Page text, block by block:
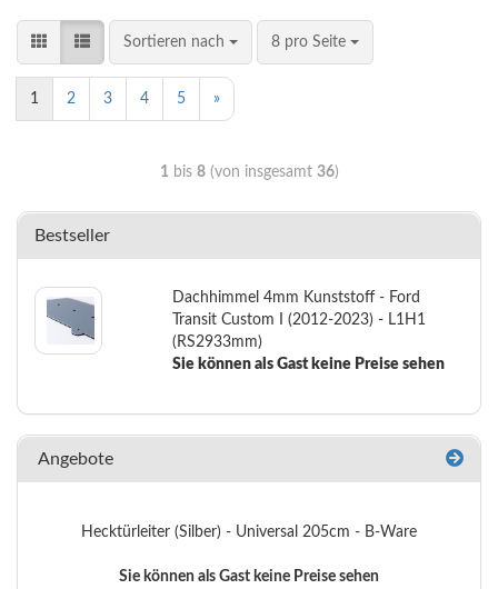
Sortieren nach 8 pro Seite
1 2 3 4 5 »
1bis 8(von insgesamt 36)
Bestseller
Dachhimmel 4mm Kunststoff - Ford
Transit Custom I (2012-2023) - L1H1
(RS2933mm)
Sie können als Gast keine Preise sehen
Angebote
Hecktürleiter (Silber) - Universal 205cm - B-Ware
Sie können als Gast keine Preise sehen